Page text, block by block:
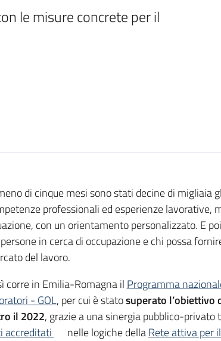
le misure concrete per il
di cinque mesi sono stati decine di migliaia
professionali ed esperienze lavorative,
con un orientamento personalizzato. E
in cerca di occupazione e chi possa
del lavoro.
corre in Emilia-Romagna il Programma
- GOL, per cui è statosuperato l’obiettivo
il 2022, grazie a una sinergia pubblico-privato
accreditati
nelle logiche dellaRete attiva per